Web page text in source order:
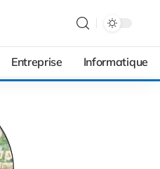
Entreprise Informatique